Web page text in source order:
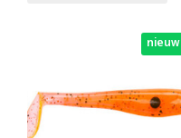
nieuw